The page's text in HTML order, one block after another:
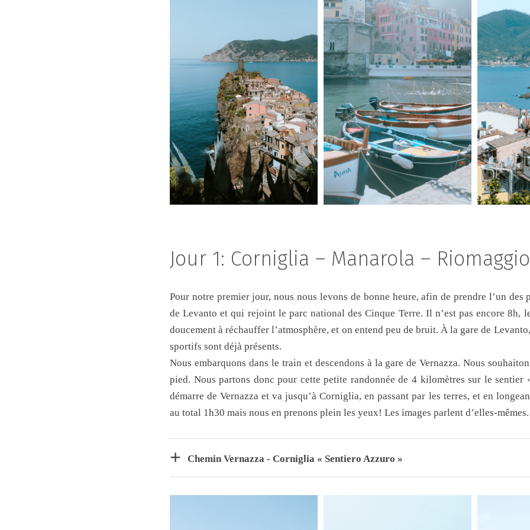
Jour 1: Corniglia – Manarola –
Pour notre premier jour, nous nous levons de bonne heure, afin de prendre l’un des
de Levanto et qui rejoint le parc national des Cinque Terre. Il n’est pas encore 8h,
doucement à réchauffer l’atmosphère, et on entend peu de bruit. À la gare de
sportifs sont déjà présents.
Nous embarquons dans le train et descendons à la gare de Vernazza. Nous
pied. Nous partons donc pour cette petite randonnée de 4 kilomètres sur le sentier
démarre de Vernazza et va jusqu’à Corniglia, en passant par les terres, et en
au total 1h30 mais nous en prenons plein les yeux! Les images parlent d’elles-mêmes.
Chemin Vernazza - Corniglia « Sentiero Azzuro »